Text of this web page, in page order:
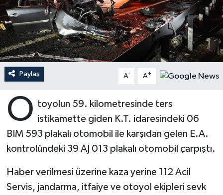
Paylaş A- A+
O toyolun 59. kilometresinde ters
istikamette giden K.T. idaresindeki 06
BIM 593 plakalı otomobil ile karşıdan gelen E.A.
kontrolündeki 39 AJ 013 plakalı otomobil çarpıştı.
Haber verilmesi üzerine kaza yerine 112 Acil
Servis, jandarma, itfaiye ve otoyol ekipleri sevk
Aydın Müftülüğü
Balıkesir Müftülüğü
Bartın Müftülüğü
Batman Müftülüğü
Bayburt Müftülüğü
Bilecik Müftülüğü
Bitlis Müftülüğü
Mukabele
Peygamberimizin Hayatı
Ramazan
Sahabeler
Zekat
DİYANET GENÇLİK
DİYANET RADYO/TV
DEPREM
Dünya
Eğitim
Kültür-Sanat
Sağlık